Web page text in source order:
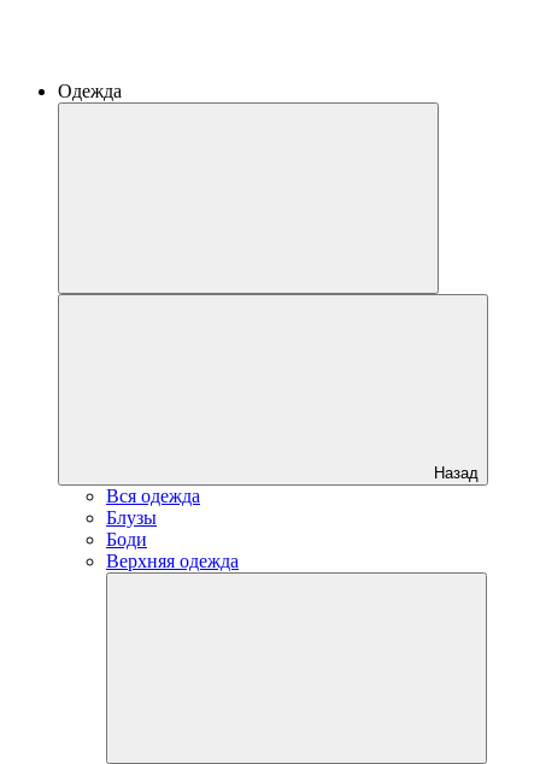
Одежда
Назад
Вся одежда
Блузы
Боди
Верхняя одежда